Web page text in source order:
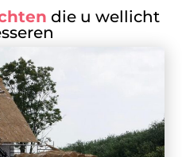
die u wellicht